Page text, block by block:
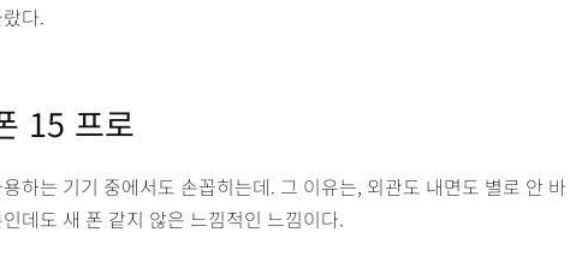
다.
15 프로
하는 기기 중에서도 손꼽히는데. 그 이유는, 외관도 내면도 별로 안 바
데도 새 폰 같지 않은 느낌적인 느낌이다.